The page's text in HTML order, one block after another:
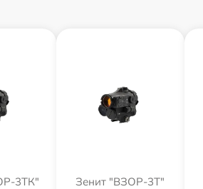
3ТК" Зенит "ВЗОР-3Т"